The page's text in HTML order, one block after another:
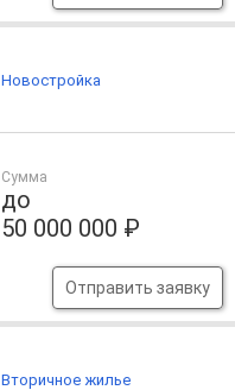
Сумма
до
50 000 000 ₽
Отправить заявку
Новостройка
Вторичное жилье